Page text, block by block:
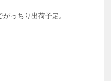
っちり出荷予定。